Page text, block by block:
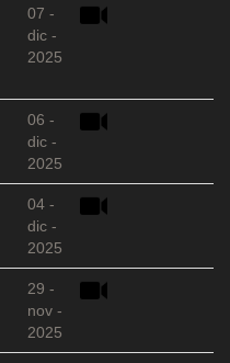
07 -
dic -
2025
06 -
dic -
2025
04 -
dic -
2025
29 -
nov -
2025